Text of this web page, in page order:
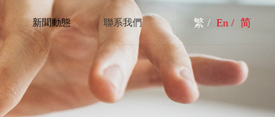
新聞動態 聯系我們 繁 / En / 简